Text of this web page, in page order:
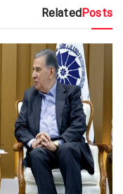
RelatedPosts